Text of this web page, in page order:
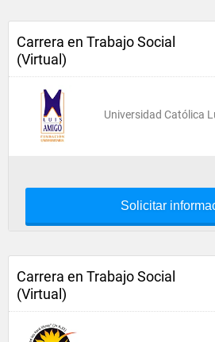
Carrera en Trabajo Social
(Virtual)
Universidad Católica
Solicitar
Carrera en Trabajo Social
(Virtual)